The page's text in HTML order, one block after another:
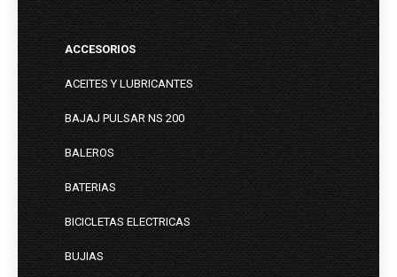
ACCESORIOS
ACEITES Y LUBRICANTES
BAJAJ PULSAR NS 200
BALEROS
BATERIAS
BICICLETAS ELECTRICAS
BUJIAS